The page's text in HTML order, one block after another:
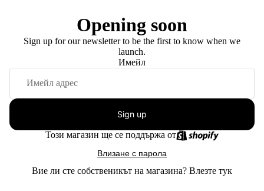
Opening soon
Sign up for our newsletter to be the first to know when we
launch.
Имейл
Sign up
Този магазин ще се поддържа от
Влизане с парола
Вие ли сте собственикът на магазина? Влезте тук